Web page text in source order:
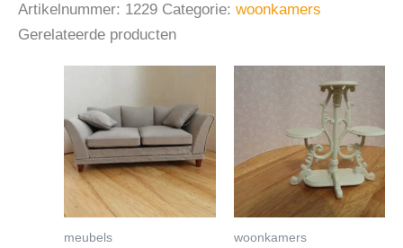
Artikelnummer: 1229 Categorie: woonkamers
Gerelateerde producten
meubels woonkamers